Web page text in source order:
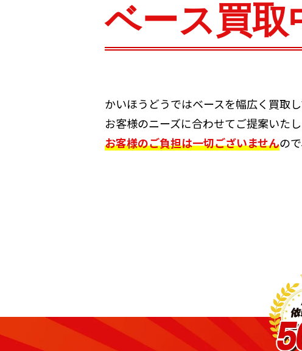
ベース買取
かいほうどうではベースを幅広く買取
お客様のニーズに合わせてご提案いたし
お客様のご負担は一切ございませんの